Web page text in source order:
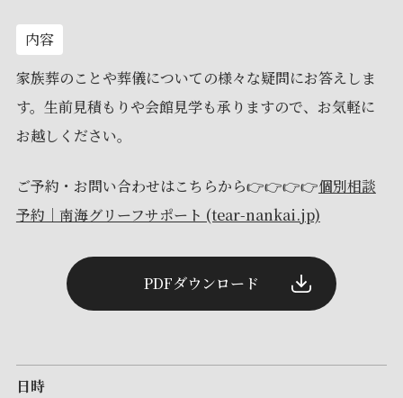
内容
家族葬のことや葬儀についての様々な疑問にお答えしま
す。生前見積もりや会館見学も承りますので、お気軽に
お越しください。
ご予約・お問い合わせはこちらから👉👉👉👉個別相談
予約｜南海グリーフサポート (tear-nankai.jp)
PDFダウンロード
日時